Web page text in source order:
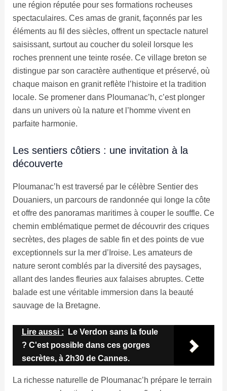
une région réputée pour ses formations rocheuses
spectaculaires. Ces amas de granit, façonnés par les
éléments au fil des siècles, offrent un spectacle naturel
saisissant, surtout au coucher du soleil lorsque les
roches prennent une teinte rosée. Ce village breton se
distingue par son caractère authentique et préservé, où
chaque maison en granit reflète l’histoire et la tradition
locale. Se promener dans Ploumanac’h, c’est plonger
dans un univers où la nature et l’homme vivent en
parfaite harmonie.
Les sentiers côtiers : une invitation à la
découverte
Ploumanac’h est traversé par le célèbre Sentier des
Douaniers, un parcours de randonnée qui longe la côte
et offre des panoramas maritimes à couper le souffle. Ce
chemin emblématique permet de découvrir des criques
secrètes, des plages de sable fin et des points de vue
exceptionnels sur la mer d’Iroise. Les amateurs de
nature seront comblés par la diversité des paysages,
allant des landes fleuries aux falaises abruptes. Cette
balade est une véritable immersion dans la beauté
sauvage de la Bretagne.
Lire aussi :
Le Verdon sans la foule
? C'est possible dans ces gorges
secrètes, à 2h30 de Cannes.
La richesse naturelle de Ploumanac’h prépare le terrain